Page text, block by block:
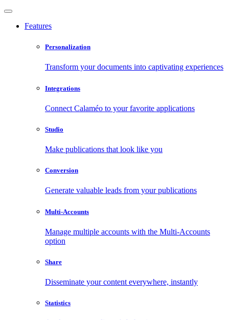
Features
Personalization
Transform your documents into captivating experiences
Integrations
Connect Calaméo to your favorite applications
Studio
Make publications that look like you
Conversion
Generate valuable leads from your publications
Multi-Accounts
Manage multiple accounts with the Multi-Accounts
option
Share
Disseminate your content everywhere, instantly
Statistics